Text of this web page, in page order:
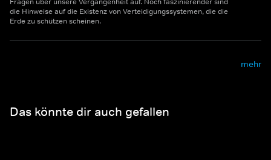
die Hinweise auf die Existenz von Verteidigungssystemen, die die
Erde zu schützen scheinen.
mehr
Das könnte dir auch gefallen